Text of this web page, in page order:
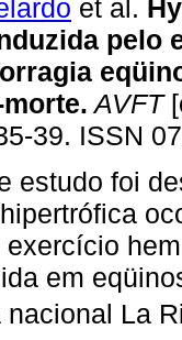
et al.
pelo
. AVFT
39. ISSN
estudo foi
em
La